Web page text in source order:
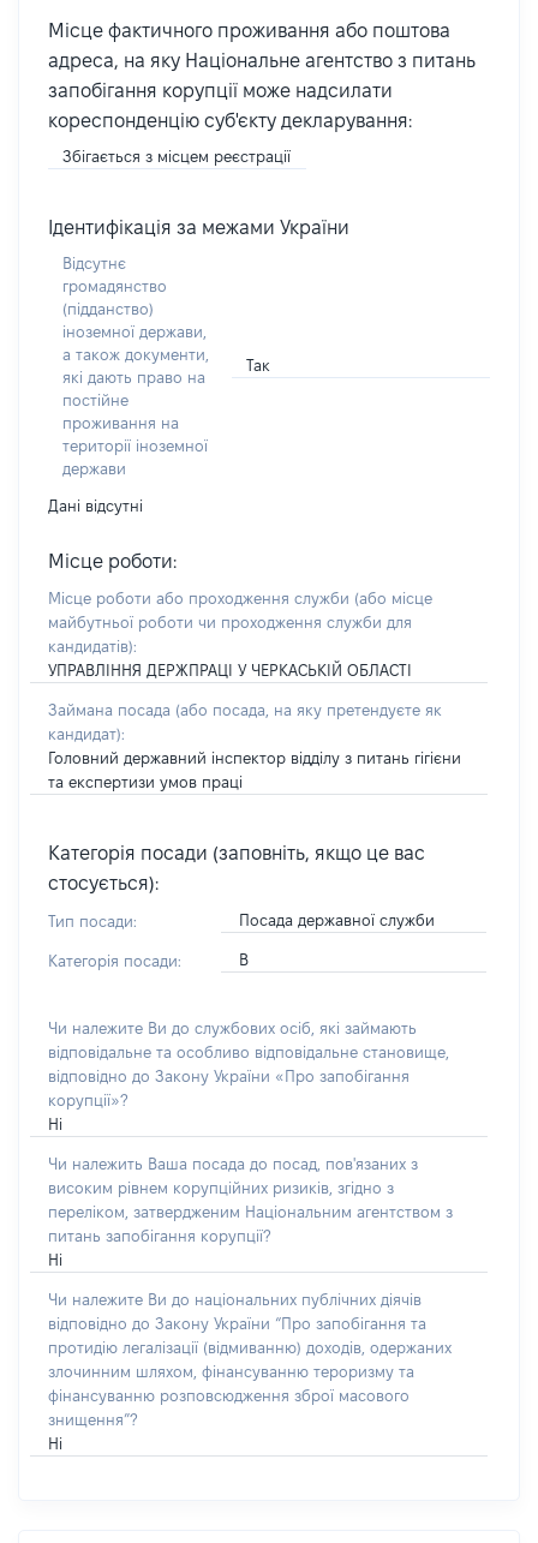
Місце фактичного проживання або поштова
адреса, на яку Національне агентство з питань
запобігання корупції може надсилати
кореспонденцію суб'єкту декларування:
Збігається з місцем реєстрації
Ідентифікація за межами України
Відсутнє
громадянство
(підданство)
іноземної держави,
а також документи,
які дають право на
постійне
проживання на
території іноземної
держави
Так
Дані відсутні
Місце роботи:
Місце роботи або проходження служби (або місце
майбутньої роботи чи проходження служби для
кандидатів):
УПРАВЛІННЯ ДЕРЖПРАЦІ У ЧЕРКАСЬКІЙ ОБЛАСТІ
Займана посада (або посада, на яку претендуєте як
кандидат):
Головний державний інспектор відділу з питань гігієни
та експертизи умов праці
Категорія посади (заповніть, якщо це вас
стосується):
Тип посади: Посада державної служби
Категорія посади: В
Чи належите Ви до службових осіб, які займають
відповідальне та особливо відповідальне становище,
відповідно до Закону України «Про запобігання
корупції»?
Ні
Чи належить Ваша посада до посад, пов'язаних з
високим рівнем корупційних ризиків, згідно з
переліком, затвердженим Національним агентством з
питань запобігання корупції?
Ні
Чи належите Ви до національних публічних діячів
відповідно до Закону України “Про запобігання та
протидію легалізації (відмиванню) доходів, одержаних
злочинним шляхом, фінансуванню тероризму та
фінансуванню розповсюдження зброї масового
знищення”?
Ні